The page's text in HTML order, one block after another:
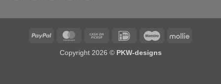
PayPal MasterCardCash
Pickup
IDeal Maestro Mollie
Copyright 2026 © PKW-designs